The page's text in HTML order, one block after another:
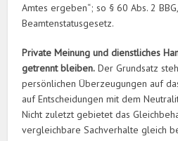
Amtes ergeben“; so § 60 Abs. 2
Beamtenstatusgesetz.
Private Meinung und dienstliches
getrennt bleiben. Der Grundsatz
persönlichen Überzeugungen auf
auf Entscheidungen mit dem
Nicht zuletzt gebietet das
vergleichbare Sachverhalte gleich